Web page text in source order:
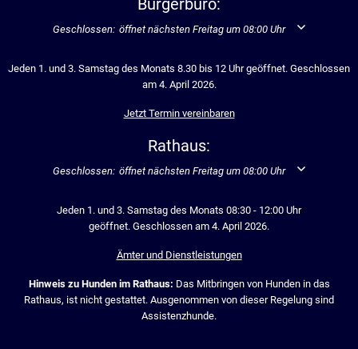
Bürgerbüro:
Klicken, um weitere Öffnungs- oder Schließzeiten auszublenden
Geschlossen: öffnet nächsten Freitag um 08:00 Uhr
Jeden 1. und 3. Samstag des Monats 8.30 bis 12 Uhr geöffnet. Geschlossen
am 4. April 2026.
Jetzt Termin vereinbaren
Rathaus:
Klicken, um weitere Öffnungs- oder Schließzeiten auszublenden
Geschlossen: öffnet nächsten Freitag um 08:00 Uhr
Jeden 1. und 3. Samstag des Monats 08:30 - 12:00 Uhr
geöffnet. Geschlossen am 4. April 2026.
Ämter und Dienstleistungen
Hinweis zu Hunden im Rathaus: Das Mitbringen von Hunden in das
Rathaus, ist nicht gestattet. Ausgenommen von dieser Regelung sind
Assistenzhunde.